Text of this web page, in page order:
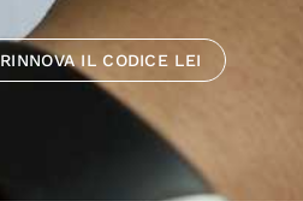
RINNOVA IL CODICE LEI